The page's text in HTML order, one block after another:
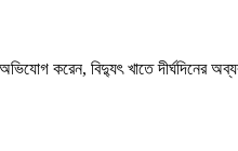
করেন, বিদ্যুৎ খাতে দীর্ঘদিনের